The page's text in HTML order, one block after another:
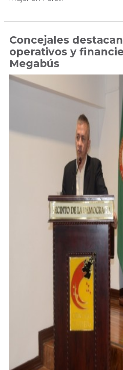
Concejales
operativos y
Megabús